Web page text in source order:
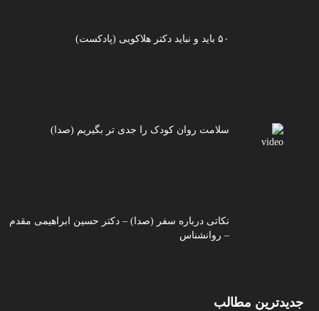
۵۰ باید و نباید دکتر هلاکویی (پادکست)
سلامت روان کودک را جدی تر بگیریم (صدا)
نکاتی درباره سفر (صدا) – دکتر حسین ابراهیمی مقدم
– روانشناس
جدیدترین مطالب